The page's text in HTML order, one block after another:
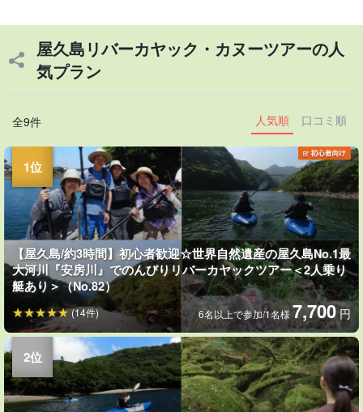
屋久島リバーカヤック・カヌーツアーの人
気プラン
全9件 人気順 口コミ順
【屋久島/約3時間】初心者歓迎☆世界自然遺産の屋久島No.1最
大河川『安房川』でのんびりリバーカヤックツアー＜2人乗り
艇あり＞（No.82）
6名以上で参加/1名様7,700 円
(14件)